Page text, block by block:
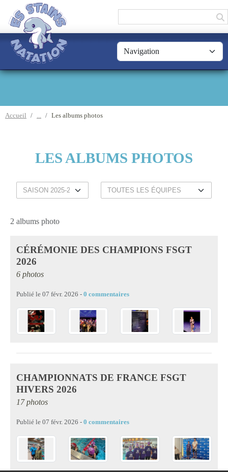
Accueil Les albums photos
LES ALBUMS PHOTOS
2 albums photo
CÉRÉMONIE DES CHAMPIONS FSGT
2026
6 photos
Publié le 07 févr. 2026 - 0 commentaires
CHAMPIONNATS DE FRANCE FSGT
HIVERS 2026
17 photos
Publié le 07 févr. 2026 - 0 commentaires
Panneau de gestion des cookies